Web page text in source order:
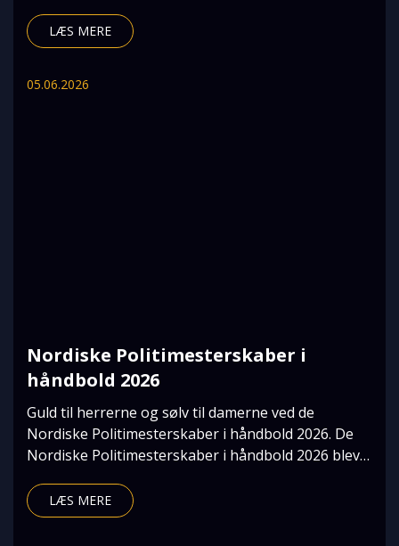
LÆS MERE
05.06.2026
Nordiske Politimesterskaber i
håndbold 2026
Guld til herrerne og sølv til damerne ved de
Nordiske Politimesterskaber i håndbold 2026. De
Nordiske Politimesterskaber i håndbold 2026 blev
LÆS MERE